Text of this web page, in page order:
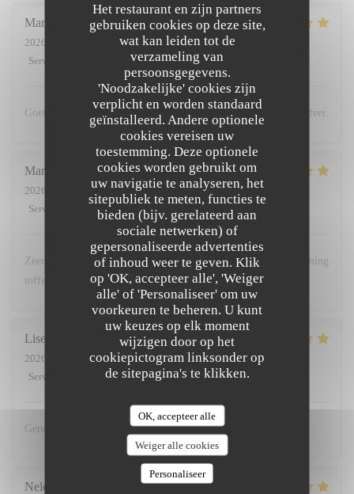
Het restaurant en zijn partners
gebruiken cookies op deze site,
wat kan leiden tot de
verzameling van
persoonsgegevens.
'Noodzakelijke' cookies zijn
verplicht en worden standaard
geïnstalleerd. Andere optionele
cookies vereisen uw
toestemming. Deze optionele
cookies worden gebruikt om
uw navigatie te analyseren, het
sitepubliek te meten, functies te
bieden (bijv. gerelateerd aan
sociale netwerken) of
gepersonaliseerde advertenties
of inhoud weer te geven. Klik
op 'OK, accepteer alle', 'Weiger
alle' of 'Personaliseer' om uw
voorkeuren te beheren. U kunt
uw keuzes op elk moment
wijzigen door op het
cookiepictogram linksonder op
de sitepagina's te klikken.
OK, accepteer alle
Weiger alle cookies
Personaliseer
Martin
2026-07-18
- 19:00 - Gasten 3
Service
: 5/5 Keuken: 5 /5 Kwaliteit / Prijs
Goeie ontvangst, lekker getafeld, leuke avond in een gezellige sfeer.
Marc
2026-06-26
- 19:00 - Gasten 2
Service
Atmosfeer 5/5 Keuken 5/5 Kwaliteit / Prijs
Zeer kekker gegeten , Super vriendelijke en professionele bediening
toffe en gezellige avond gehad ! Mercikes
Lisette
2026-06-26
- 19:00 - Gasten 2
Service
Atmosfeer: 5 /5 Keuken : 5 /5 Kwaliteit / Prijs
Genoten van de slibtongetjes
Nele